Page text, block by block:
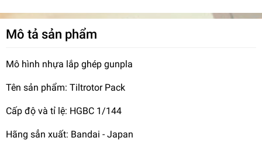
Mô tả sản phẩm
Mô hình nhựa lắp ghép gunpla
Tên sản phẩm: Tiltrotor Pack
Cấp độ và tỉ lệ: HGBC 1/144
Hãng sẳn xuất: Bandai - Japan